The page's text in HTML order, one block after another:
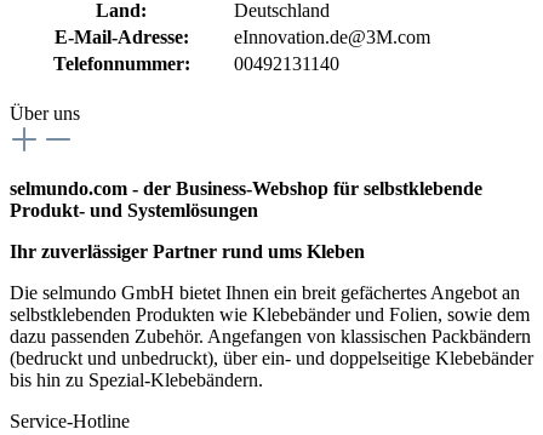
Land:
Deutschland
E-Mail-Adresse:
eInnovation.de@3M.com
Telefonnummer:
00492131140
Über uns
selmundo.com - der Business-Webshop für selbstklebende
Produkt- und Systemlösungen
Ihr zuverlässiger Partner rund ums Kleben
Die selmundo GmbH bietet Ihnen ein breit gefächertes Angebot an
selbstklebenden Produkten wie Klebebänder und Folien, sowie dem
dazu passenden Zubehör. Angefangen von klassischen Packbändern
(bedruckt und unbedruckt), über ein- und doppelseitige Klebebänder
bis hin zu Spezial-Klebebändern.
Service-Hotline